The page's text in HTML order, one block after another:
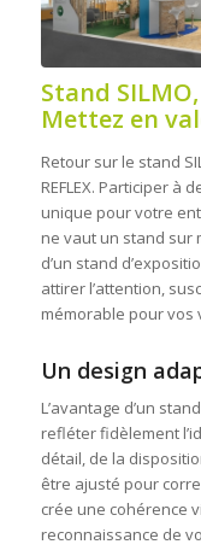
Stand
Mettez en
Retour sur le stand
REFLEX. Participer
unique pour votre
ne vaut un stand sur
d’un stand
attirer l’attention,
mémorable pour vos
Un design
L’avantage d’un
refléter fidèlement
détail, de la
être ajusté pour
crée une cohérence
reconnaissance de